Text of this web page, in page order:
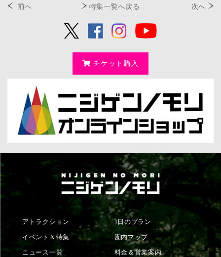
前へ 特集一覧へ戻る 次へ
チケット購入
アトラクション
イベント＆特集
ニュース一覧
1日のプラン
園内マップ
料金＆営業案内